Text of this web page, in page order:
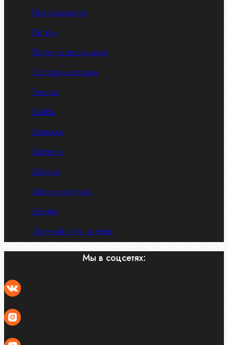
Пресс-масленки
Пробки
Пружины тарельчатые
Стопорные кольца
Такелаж
Шайбы
Шпильки
Шплинты
Шпонки
Шпоночная сталь
Штифты
Латунный и бр. крепеж
Мы в соцсетях: